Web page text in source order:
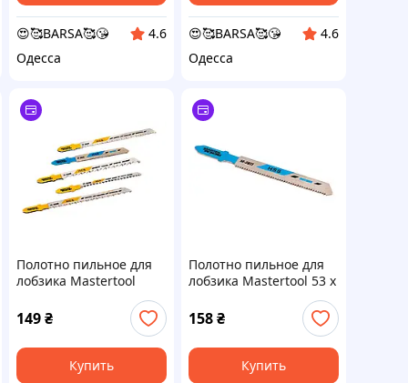
😍🥰BARSA🥰😘
4.6
Одесса
😍🥰BARSA🥰😘
4.6
Одесса
Полотно пильное для
лобзика Mastertool
набор дерево-пластик-
металл (5 шт.) (14-2850)
149₴
Купить
Полотно пильное для
лобзика Mastertool 53 х
1.2 мм металл (5 шт.)
(14-2811)
158₴
Купить